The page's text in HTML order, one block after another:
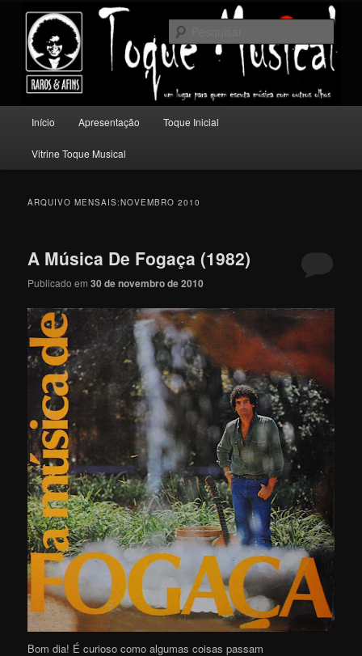
conteúdo
principal
conteúdo
secundário
Toque Musical
Um lugar para quem escuta música com outros olhos.
principal
Início Apresentação Toque Inicial
Vitrine Toque Musical
ARQUIVO MENSAIS:NOVEMBRO 2010
A Música De Fogaça (1982)
Publicado em30 de novembro de 2010
Bom dia! É curioso como algumas coisas passam